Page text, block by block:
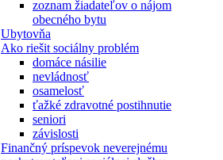
zoznam žiadateľov o nájom
obecného bytu
Ubytovňa
Ako riešit sociálny problém
domáce násilie
nevládnosť
osamelosť
ťažké zdravotné postihnutie
seniori
závislosti
Finančný príspevok neverejnému